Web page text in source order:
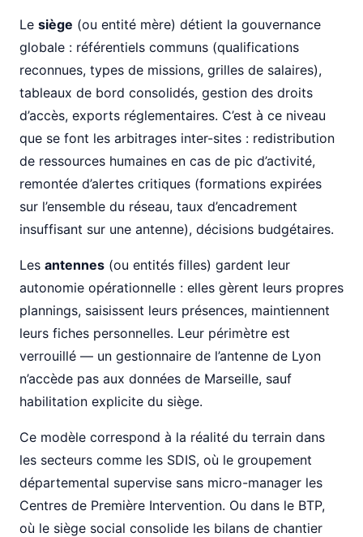
Le siège (ou entité mère) détient la gouvernance
globale : référentiels communs (qualifications
reconnues, types de missions, grilles de salaires),
tableaux de bord consolidés, gestion des droits
d’accès, exports réglementaires. C’est à ce niveau
que se font les arbitrages inter-sites : redistribution
de ressources humaines en cas de pic d’activité,
remontée d’alertes critiques (formations expirées
sur l’ensemble du réseau, taux d’encadrement
insuffisant sur une antenne), décisions budgétaires.
Les antennes (ou entités filles) gardent leur
autonomie opérationnelle : elles gèrent leurs propres
plannings, saisissent leurs présences, maintiennent
leurs fiches personnelles. Leur périmètre est
verrouillé — un gestionnaire de l’antenne de Lyon
n’accède pas aux données de Marseille, sauf
habilitation explicite du siège.
Ce modèle correspond à la réalité du terrain dans
les secteurs comme les SDIS, où le groupement
départemental supervise sans micro-manager les
Centres de Première Intervention. Ou dans le BTP,
où le siège social consolide les bilans de chantier